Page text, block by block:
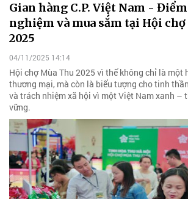
Gian hàng C.P. Việt Nam -
nghiệm và mua sắm tại Hội chợ
2025
04/11/2025 14:14
Hội chợ Mùa Thu 2025 vì thế không chỉ là một
thương mại, mà còn là biểu tượng cho tinh
và trách nhiệm xã hội vì một Việt Nam xanh –
vững.